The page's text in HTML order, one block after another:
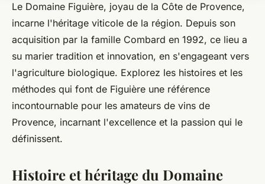
Le Domaine Figuière, joyau de la Côte de Provence,
incarne l'héritage viticole de la région. Depuis son
acquisition par la famille Combard en 1992, ce lieu a
su marier tradition et innovation, en s'engageant vers
l'agriculture biologique. Explorez les histoires et les
méthodes qui font de Figuière une référence
incontournable pour les amateurs de vins de
Provence, incarnant l'excellence et la passion qui le
définissent.
Histoire et héritage du Domaine